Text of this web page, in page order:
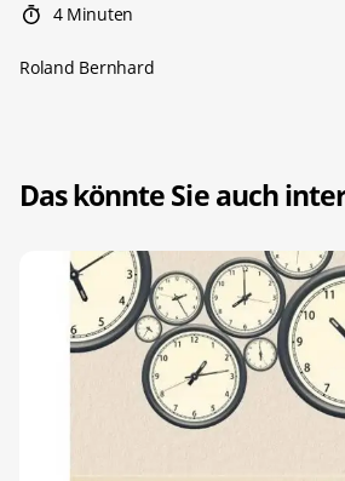
4 Minuten
Roland Bernhard
Das könnte Sie auch